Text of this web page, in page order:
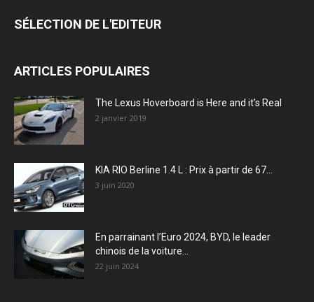
SÉLECTION DE L'EDITEUR
ARTICLES POPULAIRES
The Lexus Hoverboard is Here and it’s Real
2 janvier 2019
KIA RIO Berline 1.4 L : Prix à partir de 67...
3 juin 2020
En parrainant l’Euro 2024, BYD, le leader
chinois de la voiture...
22 juin 2024